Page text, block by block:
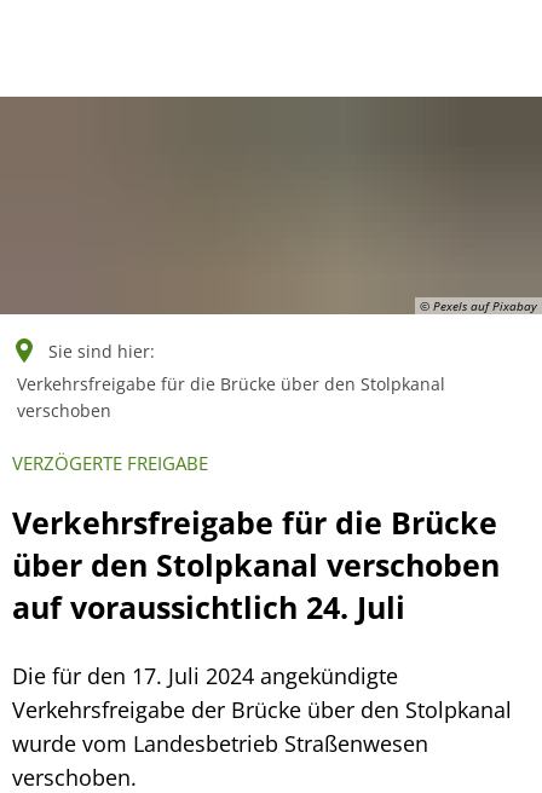
Deutsch
© Pexels auf Pixabay
Sie sind hier:
Verkehrsfreigabe für die Brücke über den Stolpkanal
verschoben
VERZÖGERTE FREIGABE
Verkehrsfreigabe für die Brücke
über den Stolpkanal verschoben
auf voraussichtlich 24. Juli
Die für den 17. Juli 2024 angekündigte
Verkehrsfreigabe der Brücke über den Stolpkanal
wurde vom Landesbetrieb Straßenwesen
verschoben.